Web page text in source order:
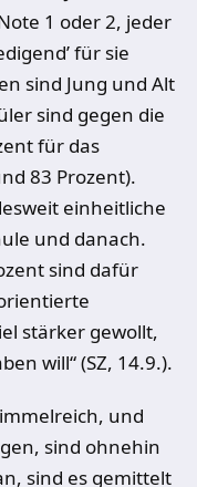
1 oder 2, jeder
für sie
sind Jung und Alt
sind gegen die
für das
83 Prozent).
einheitliche
und danach.
sind dafür
stärker gewollt,
will“ (SZ, 14.9.).
und
sind ohnehin
sind es gemittelt